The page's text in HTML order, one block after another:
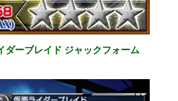
ーブレイド ジャックフォーム